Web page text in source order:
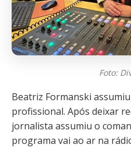
Foto:
Beatriz Formanski
profissional. Após deixar
jornalista assumiu o
programa vai ao ar na